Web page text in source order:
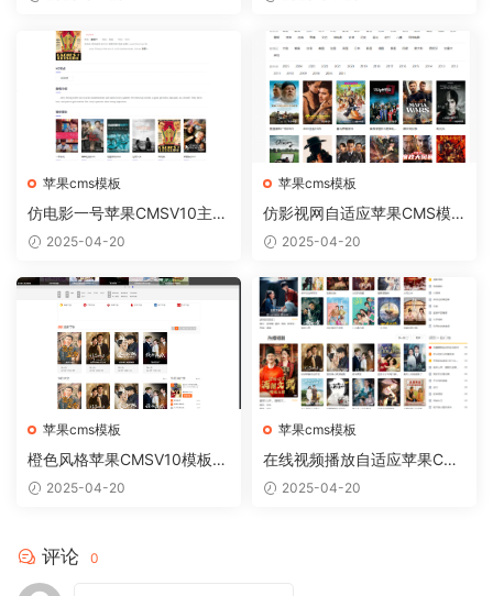
苹果cms模板
仿电影一号苹果CMSV10主题
模板自适应
2025-04-20
苹果cms模板
仿影视网自适应苹果CMS模
板 苹果CMSV10自适应模板
2025-04-20
苹果cms模板
橙色风格苹果CMSV10模板免
费下载
2025-04-20
苹果cms模板
在线视频播放自适应苹果CM
Sv10模板
2025-04-20
评论 0